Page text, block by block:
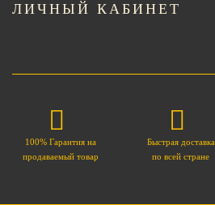
ЛИЧНЫЙ КАБИНЕТ
100% Гарантия на
продаваемый товар
Быстрая доставка
по всей стране